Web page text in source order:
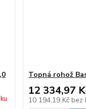
Topná rohož
12 334,97
10 194,19 Kč bez